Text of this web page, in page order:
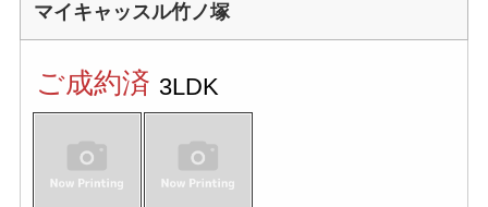
マイキャッスル竹ノ塚
ご成約済 3LDK